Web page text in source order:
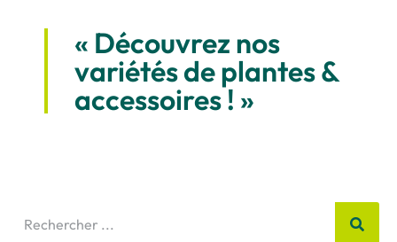
« Découvrez nos
variétés de plantes &
accessoires ! »